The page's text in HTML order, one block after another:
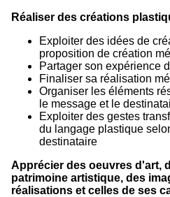
Réaliser des créations
Exploiter des idées de
proposition de création
Partager son expérience
Finaliser sa réalisation
Organiser les éléments
le message et le
Exploiter des gestes
du langage plastique
destinataire
Apprécier des oeuvres d'art,
patrimoine artistique, des
réalisations et celles de ses